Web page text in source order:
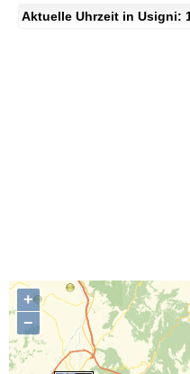
Aktuelle Uhrzeit in Usigni:
+
−